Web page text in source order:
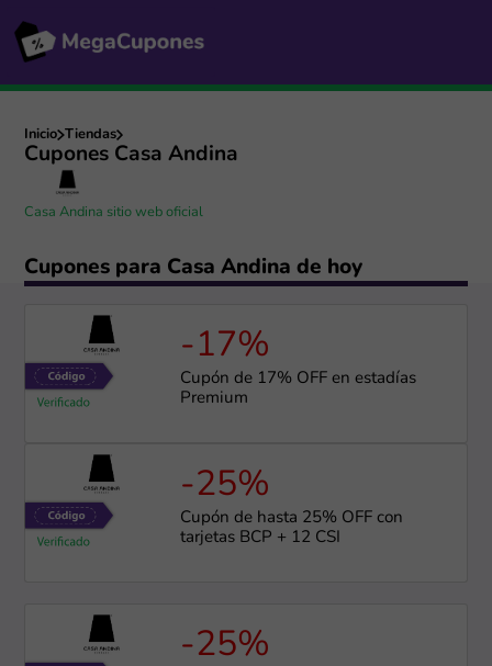
Inicio Tiendas
Cupones Casa Andina
Casa Andina sitio web oficial
Cupones para Casa Andina de hoy
-17%
Cupón de 17% OFF en estadías
Premium
-25%
Cupón de hasta 25% OFF con
tarjetas BCP + 12 CSI
-25%